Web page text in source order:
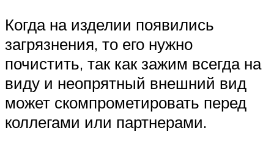
Когда на изделии появились
загрязнения, то его нужно
почистить, так как зажим всегда на
виду и неопрятный внешний вид
может скомпрометировать перед
коллегами или партнерами.